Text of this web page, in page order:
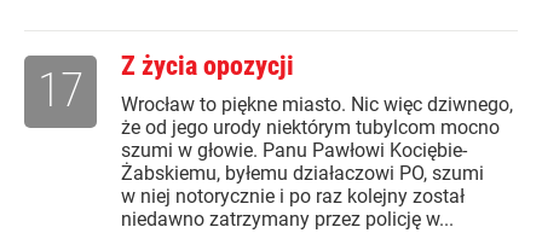
Z życia opozycji
Wrocław to piękne miasto. Nic więc dziwnego,
że od jego urody niektórym tubylcom mocno
szumi w głowie. Panu Pawłowi Kociębie-
Żabskiemu, byłemu działaczowi PO, szumi
w niej notorycznie i po raz kolejny został
niedawno zatrzymany przez policję w...
17